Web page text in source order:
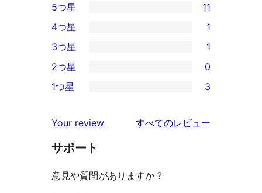
11
5-
星
レ
ビ
ー
5つ星 11
4-
星
レ
ュ
ー
4つ星 1
1
3-
星
ビ
ュ
3つ星 1
2-
レ
ビ
ー
2つ星 0
星
レ
ュ
1つ星 3
Your review すべてのレビュー
サポート
意見や質問がありますか ?